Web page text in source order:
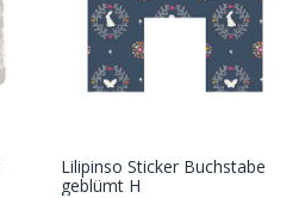
Lilipinso Sticker Buchstabe
geblümt H